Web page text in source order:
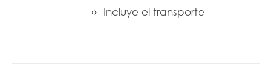
Incluye el transporte